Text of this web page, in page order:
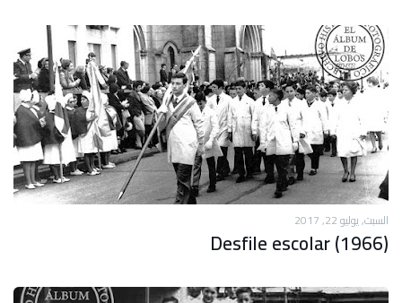
السبت, يوليو 22, 2017
Desfile escolar (1966)